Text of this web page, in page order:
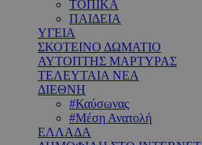
ΤΟΠΙΚΑ
ΠΑΙΔΕΙΑ
ΥΓΕΙΑ
ΣΚΟΤΕΙΝΟ ΔΩΜΑΤΙΟ
ΑΥΤΟΠΤΗΣ ΜΑΡΤΥΡΑΣ
ΤΕΛΕΥΤΑΙΑ ΝΕΑ
ΔΙΕΘΝΗ
#Καύσωνας
#Μέση Ανατολή
ΕΛΛΑΔΑ